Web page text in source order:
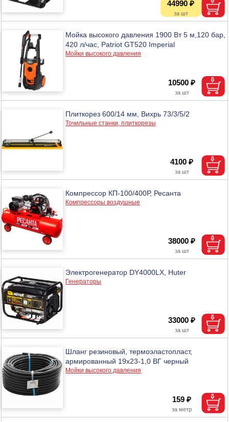
44990 ₽
Мойка высокого давления 1900 Вт 5 м,120 бар,
420 л/час, Patriot GT520 Imperial
Мойки высокого давления
10500 ₽
Плиткорез 600/14 мм, Вихрь 73/3/5/2
Точильные станки, плиткорезы
4100 ₽
Компрессор КП-100/400Р, Ресанта
Компрессоры воздушные
38000 ₽
Электрогенератор DY4000LX, Huter
Генераторы
33000 ₽
Шланг резиновый, термоэластопласт,
армированный 19х23-1,0 ВГ черный
Мойки высокого давления
159 ₽